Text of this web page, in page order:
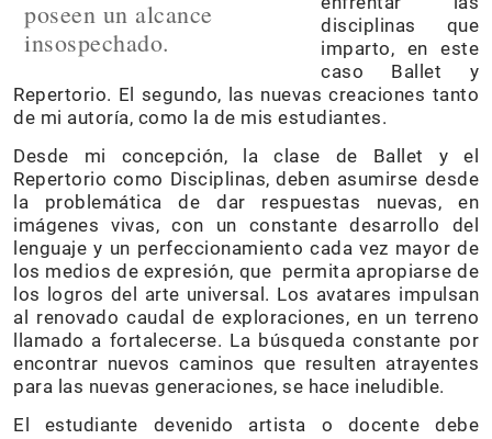
poseen un alcance
insospechado.
disciplinas que
imparto, en este
caso Ballet y
Repertorio. El segundo, las nuevas creaciones tanto
de mi autoría, como la de mis estudiantes.
Desde mi concepción, la clase de Ballet y el
Repertorio como Disciplinas, deben asumirse desde
la problemática de dar respuestas nuevas, en
imágenes vivas, con un constante desarrollo del
lenguaje y un perfeccionamiento cada vez mayor de
los medios de expresión, que permita apropiarse de
los logros del arte universal. Los avatares impulsan
al renovado caudal de exploraciones, en un terreno
llamado a fortalecerse. La búsqueda constante por
encontrar nuevos caminos que resulten atrayentes
para las nuevas generaciones, se hace ineludible.
El estudiante devenido artista o docente debe